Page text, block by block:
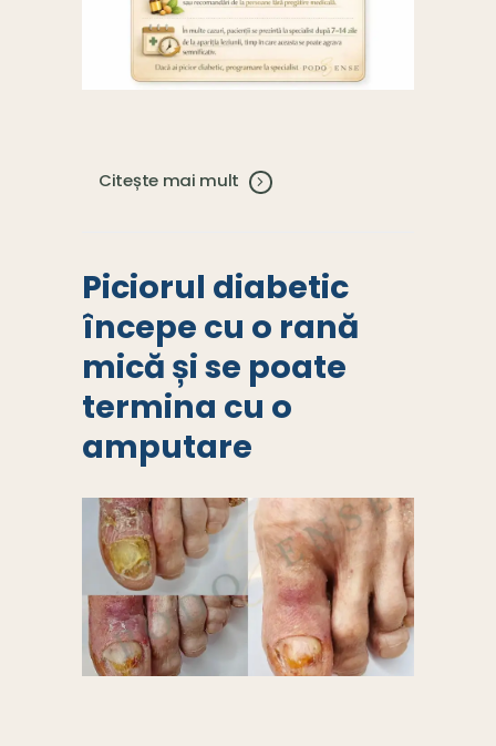
Citește mai mult
Piciorul diabetic
începe cu o rană
mică și se poate
termina cu o
amputare